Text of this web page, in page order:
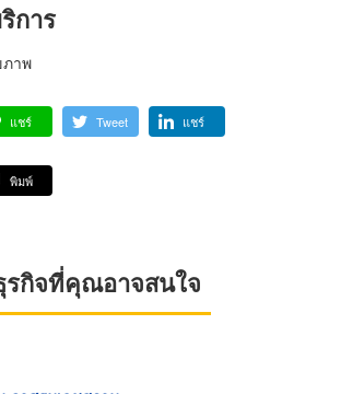
การ
ภาพ
แชร์ Tweet แชร์
พิมพ์
รกิจที่คุณอาจสนใจ